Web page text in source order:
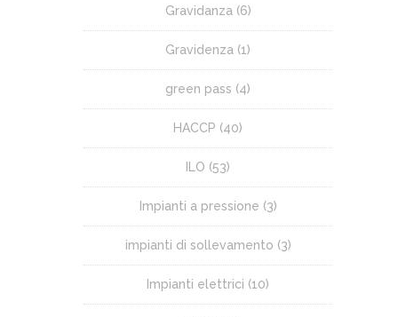
Gravidanza (6)
Gravidenza (1)
green pass (4)
HACCP (40)
ILO (53)
Impianti a pressione (3)
impianti di sollevamento (3)
Impianti elettrici (10)